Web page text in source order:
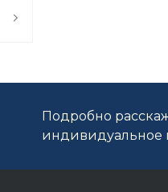
Подробно
индивидуальное